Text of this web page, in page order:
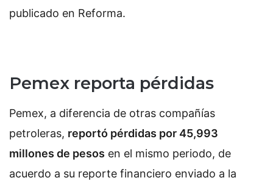
publicado en Reforma.
Pemex reporta pérdidas
Pemex, a diferencia de otras compañías
petroleras, reportó pérdidas por 45,993
millones de pesos en el mismo periodo, de
acuerdo a su reporte financiero enviado a la